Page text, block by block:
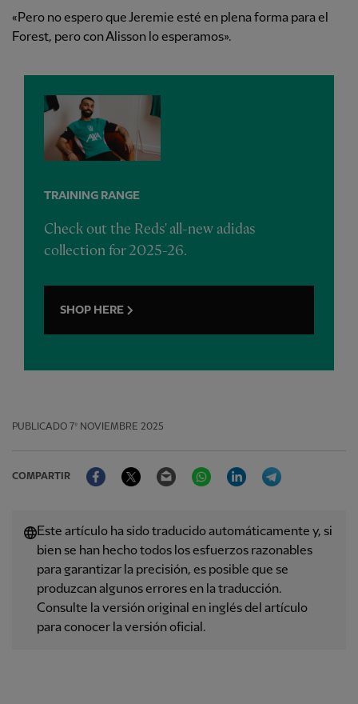
«Pero no espero que Jeremie esté en plena forma para el
Forest, pero con Alisson lo esperamos».
TRAINING RANGE
Check out the Reds' all-new adidas
collection for 2025-26.
SHOP HERE
PUBLICADO 7º NOVIEMBRE 2025
COMPARTIR
FacebookTwitter Email WhatsAppLinkedIn
Este artículo ha sido traducido automáticamente y, si
bien se han hecho todos los esfuerzos razonables
para garantizar la precisión, es posible que se
produzcan algunos errores en la traducción.
Consulte la versión original en inglés del artículo
para conocer la versión oficial.